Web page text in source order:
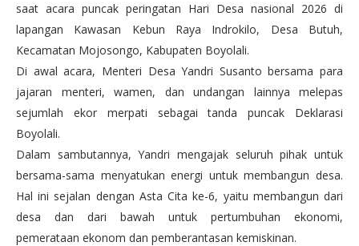
saat acara puncak peringatan Hari Desa nasional 2026 di
lapangan Kawasan Kebun Raya Indrokilo, Desa Butuh,
Kecamatan Mojosongo, Kabupaten Boyolali.
Di awal acara, Menteri Desa Yandri Susanto bersama para
jajaran menteri, wamen, dan undangan lainnya melepas
sejumlah ekor merpati sebagai tanda puncak Deklarasi
Boyolali.
Dalam sambutannya, Yandri mengajak seluruh pihak untuk
bersama-sama menyatukan energi untuk membangun desa.
Hal ini sejalan dengan Asta Cita ke-6, yaitu membangun dari
desa dan dari bawah untuk pertumbuhan ekonomi,
pemerataan ekonom dan pemberantasan kemiskinan.